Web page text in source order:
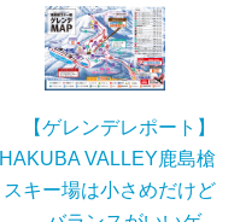
【ゲレンデレポート】
HAKUBA VALLEY鹿島槍
スキー場は小さめだけど